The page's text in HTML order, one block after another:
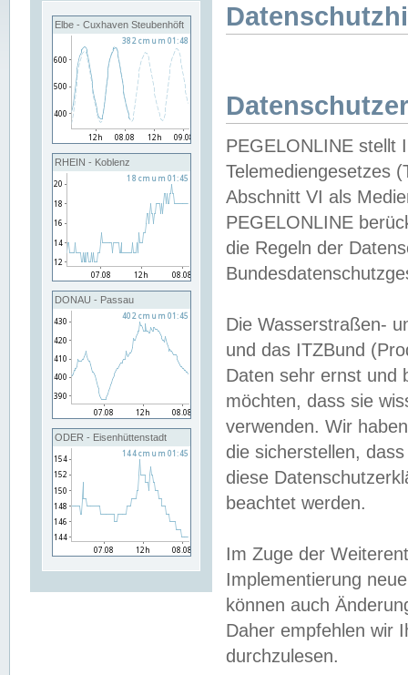
Elbe - Cuxhaven Steubenhöft
RHEIN - Koblenz
DONAU - Passau
ODER - Eisenhüttenstadt
PEGELONLINE stellt
Telemediengesetzes
Abschnitt VI als
PEGELONLINE
die Regeln der
Die Wasserstraßen-
und das ITZBund
Daten sehr ernst und
möchten, dass sie
verwenden. Wir
die sicherstellen,
diese
beachtet werden.
Im Zuge der
Implementierung
können auch
Daher empfehlen wir
durchzulesen.